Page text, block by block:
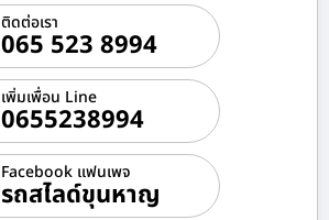
ติดต่อเรา
065 523 8994
เพิ่มเพื่อน Line
0655238994
Facebook แฟนเพจ
รถสไลด์ขุนหาญ